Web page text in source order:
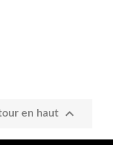
en haut 